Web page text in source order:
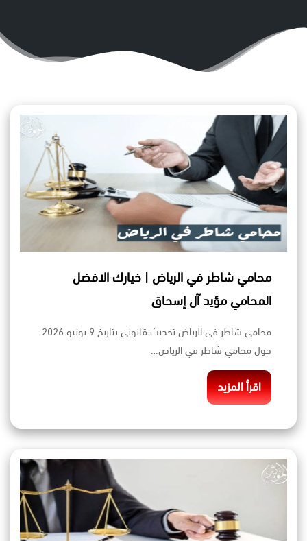
محامي شاطر في الرياض | خيارك الافضل
المحامي مؤيد آل إسحاق
محامي شاطر في الرياض تحديث قانوني بتاريخ 9 يونيو 2026
حول محامي شاطر في الرياض…
اقرأ المزيد